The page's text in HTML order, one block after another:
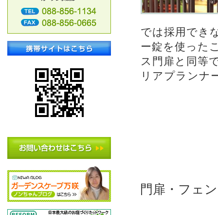
では採用でき
ー錠を使った
ス門扉と同等
リアプランナ
門扉・フェ